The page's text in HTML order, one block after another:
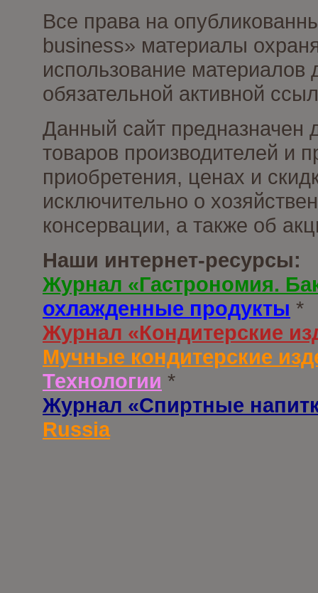
Все права на
business» материалы
использование материалов
обязательной активной
Данный сайт предназначен
товаров производителей и
приобретения, ценах и
исключительно о
консервации, а также об
Наши интернет-ресурсы:
Журнал «Гастрономия.
охлажденные продукты *
Журнал «Кондитерские
Мучные кондитерские
Технологии *
Журнал «Спиртные
Russia